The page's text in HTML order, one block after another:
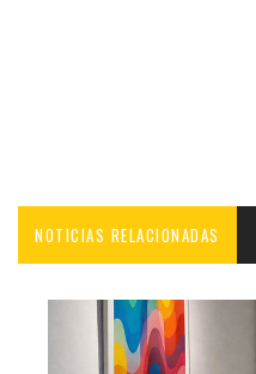
NOTICIAS RELACIONADAS